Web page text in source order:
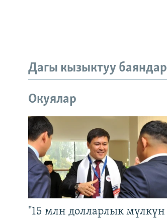
Дагы кызыктуу баяндар
Окуялар
"15 млн долларлык мүлкүн